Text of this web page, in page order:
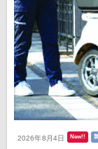
2026年8月4日 New!!